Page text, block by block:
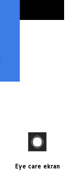
Eye care ekran